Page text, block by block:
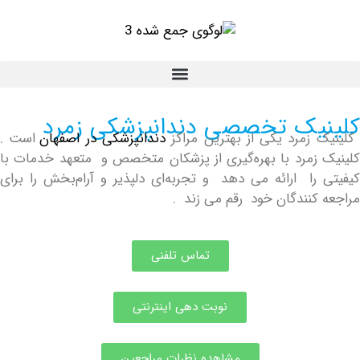
تخصصی دندانپزشکی زمرد
یکی از بهترین مراکزدندانپزشکی در اصفهاناست .
زمرد با بهره‌گیری از پزشکان متخصص و متعهد خدمات با
را ارائه می دهد و تجربه‌ای دلپذیر و آرام‌بخش را برای
کنندگان خود رقم می زند .
تماس تلفنی
نوبت دهی اینترنتی